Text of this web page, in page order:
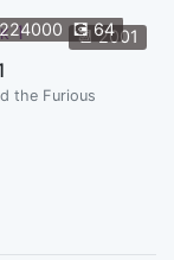
📆2001
💽64
the Furious